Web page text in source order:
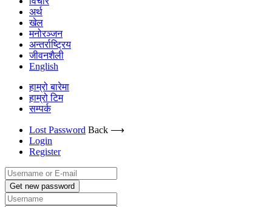
अर्थ
खेल
मनोरञ्जन
अन्तर्राष्ट्रिय
जीवनशैली
English
हाम्रो बारेमा
हाम्रो टिम
सम्पर्क
Lost Password Back ⟶
Login
Register
Get new password